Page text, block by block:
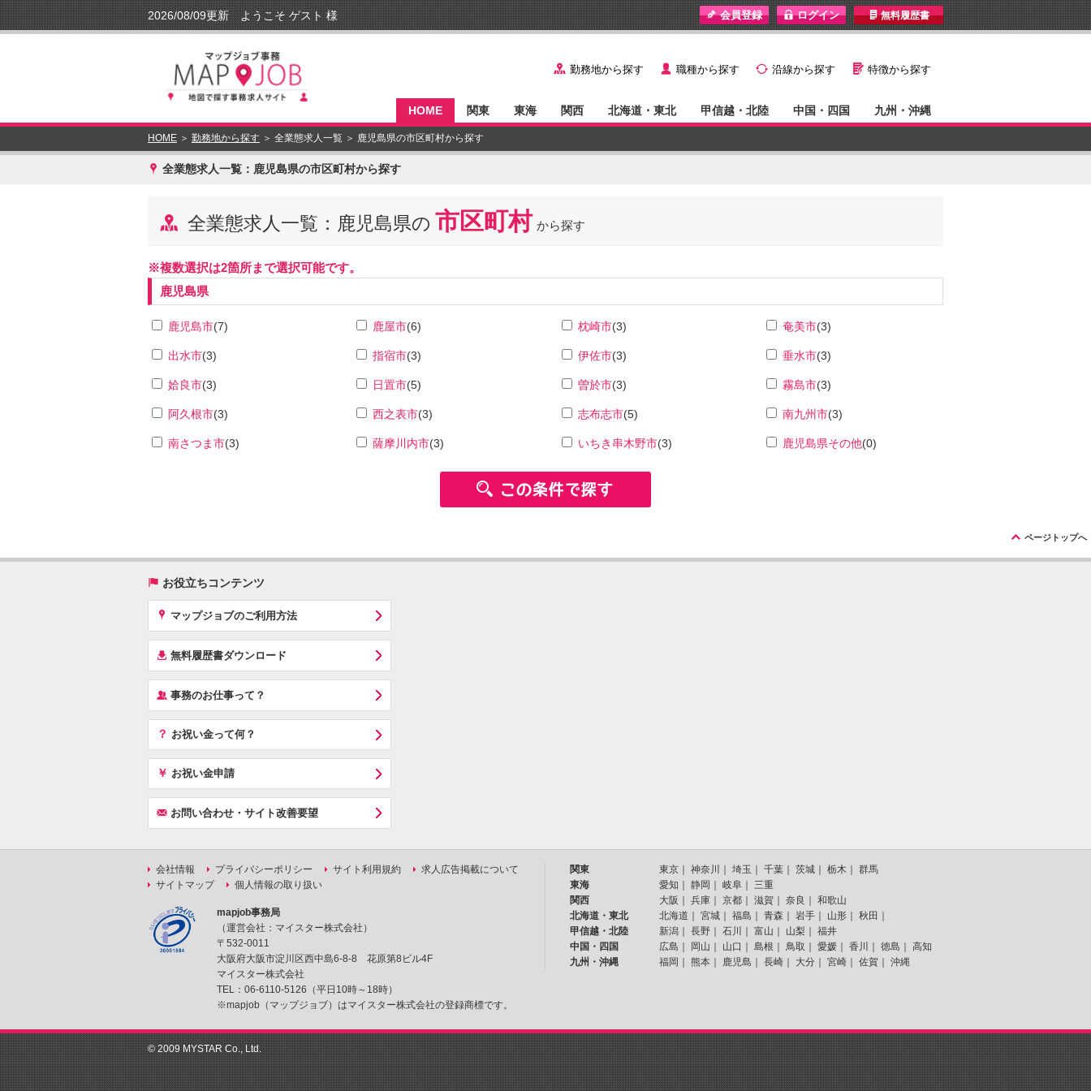
I 無料履歴書
y 勤務地から探す ˙ 職種から探す } 沿線から探す G 特徴から探す
HOME 関東 東海 関西 北海道・東北 甲信越・北陸 中国・四国 九州・沖縄
HOME ＞ 勤務地から探す ＞ 全業態求人一覧 ＞ 鹿児島県の市区町村から探す
x 全業態求人一覧：鹿児島県の市区町村から探す
y 全業態求人一覧：鹿児島県の 市区町村 から探す
※複数選択は2箇所まで選択可能です。
鹿児島県
鹿児島市(7) 鹿屋市(6) 枕崎市(3) 奄美市(3)
出水市(3) 指宿市(3) 伊佐市(3) 垂水市(3)
姶良市(3) 日置市(5) 曽於市(3) 霧島市(3)
阿久根市(3) 西之表市(3) 志布志市(5) 南九州市(3)
南さつま市(3) 薩摩川内市(3) いちき串木野市(3) 鹿児島県その他(0)
ü ページトップへ
( お役立ちコンテンツ
x マップジョブのご利用方法
í 無料履歴書ダウンロード
‰ 事務のお仕事って？
？ お祝い金って何？
￥ お祝い金申請
F お問い合わせ・サイト改善要望
会社情報 プライバシーポリシー サイト利用規約
求人広告掲載について
サイトマップ
個人情報の取り扱い
mapjob事務局
（運営会社：マイスター株式会社）
〒532-0011
大阪府大阪市淀川区西中島6-8-8 花原第8ビル4F
マイスター株式会社
TEL：06-6110-5126（平日10時～18時）
※mapjob（マップジョブ）はマイスター株式会社の登録商標です。
関東 東京 神奈川 埼玉 千葉 茨城 栃木
群馬
東海
愛知 静岡 岐阜
三重
関西
大阪 兵庫 京都 滋賀 奈良
和歌山
北海道・東北
北海道 宮城 福島 青森 岩手 山形 秋田
甲信越・北陸
新潟 長野 石川 富山 山梨
福井
中国・四国
広島 岡山 山口 島根 鳥取 愛媛 香川 徳島
高知
九州・沖縄
福岡 熊本 鹿児島 長崎 大分 宮崎 佐賀 沖縄
© 2009 MYSTAR Co., Ltd.